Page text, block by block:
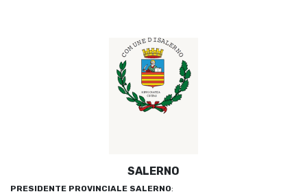
SALERNO
PRESIDENTE PROVINCIALE SALERNO: